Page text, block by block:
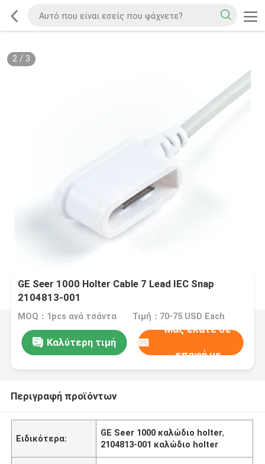
2/ 3
GE Seer 1000 Holter Cable 7 Lead IEC Snap
2104813-001
MOQ：1pcs ανά τσάντα Τιμή：70-75 USD Each
Καλύτερη τιμή
Μας ελάτε σε
επαφή με
Περιγραφή προϊόντων
Ειδικότερα:
GE Seer 1000 καλώδιο holter,
2104813-001 καλώδιο holter